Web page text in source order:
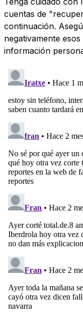
cuentas de
continuación.
negativamente
información